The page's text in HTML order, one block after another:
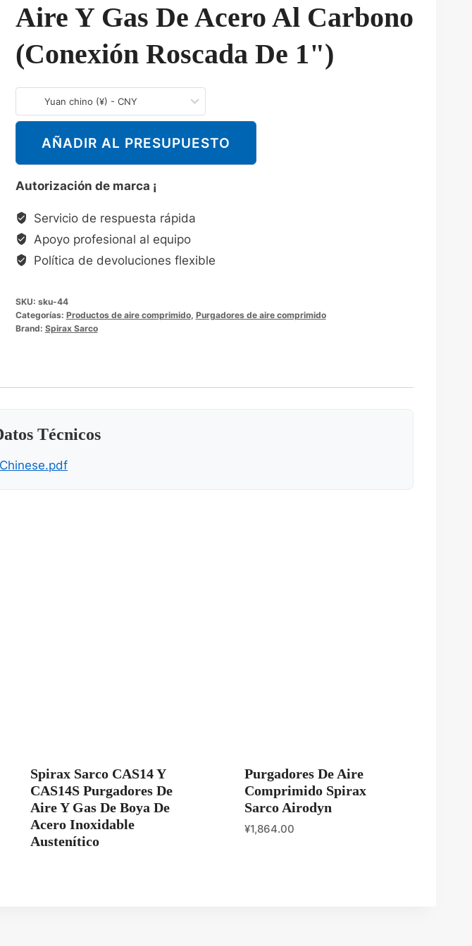
Aire Y Gas De Acero Al Carbono
(conexión Roscada De 1")
Yuan chino (¥) - CNY
AÑADIR AL PRESUPUESTO
Autorización de marca ¡
Servicio de respuesta rápida
Apoyo profesional al equipo
Política de devoluciones flexible
SKU: sku-44
Categorías: Productos de aire comprimido, Purgadores de aire comprimido
Brand: Spirax Sarco
Técnicos
Spirax Sarco CAS14 Y
CAS14S Purgadores De
Aire Y Gas De Boya De
Acero Inoxidable
Austenítico
Purgadores De Aire
Comprimido Spirax
Sarco Airodyn
¥1,864.00